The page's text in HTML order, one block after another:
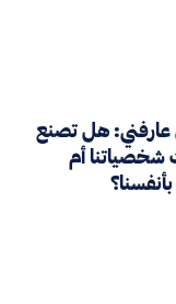
هل تصنع
شخصياتنا أم